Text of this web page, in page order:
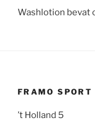
Washlotion bevat
FRAMO SPORT
’t Holland 5